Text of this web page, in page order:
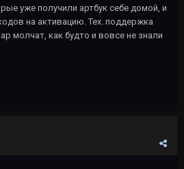
уже получили артбук себе домой, и
на активацию. Тех. поддержка
молчат, как будто и вовсе не знали